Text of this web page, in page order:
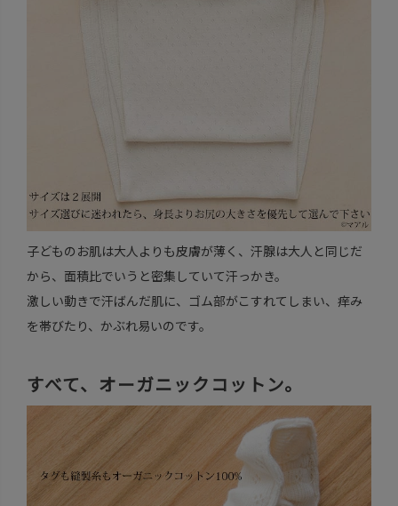
子どものお肌は大人よりも皮膚が薄く、汗腺は大人と同じだ
から、面積比でいうと密集していて汗っかき。
激しい動きで汗ばんだ肌に、ゴム部がこすれてしまい、痒み
を帯びたり、かぶれ易いのです。
すべて、オーガニックコットン。